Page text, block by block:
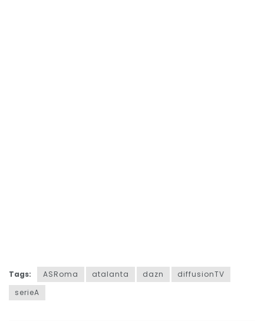
Tags: ASRoma atalanta dazn
diffusionTV
serieA